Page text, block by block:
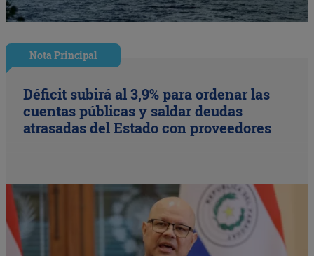
Nota Principal
Déficit subirá al 3,9% para ordenar las
cuentas públicas y saldar deudas
atrasadas del Estado con proveedores